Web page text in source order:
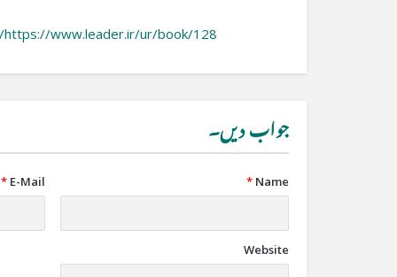
https://www.leader.ir/ur/book/128/
جواب دیں۔
Name
*
E-Mail
*
Website